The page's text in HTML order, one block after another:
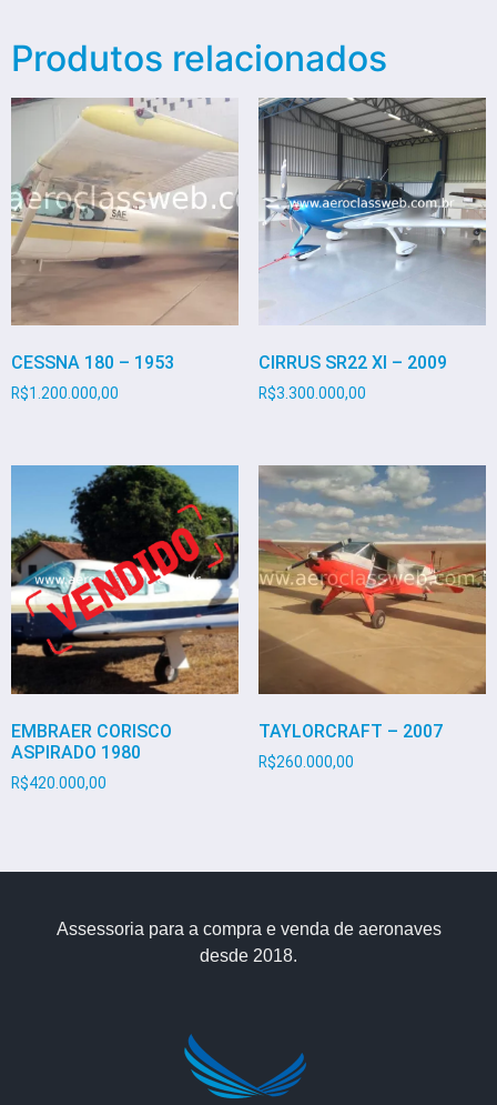
Produtos relacionados
CESSNA 180 – 1953
R$1.200.000,00
CIRRUS SR22 XI – 2009
R$3.300.000,00
EMBRAER CORISCO
ASPIRADO 1980
R$420.000,00
TAYLORCRAFT – 2007
R$260.000,00
Assessoria para a compra e venda de aeronaves
desde 2018.